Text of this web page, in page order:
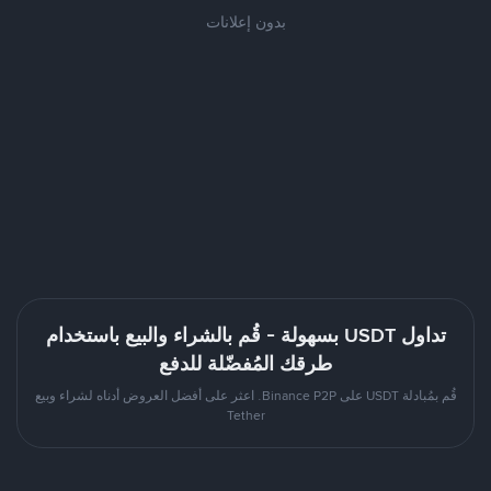
بدون إعلانات
تداول USDT بسهولة - قُم بالشراء والبيع باستخدام
طرقك المُفضّلة للدفع
قُم بمُبادلة USDT على Binance P2P. اعثر على أفضل العروض أدناه لشراء وبيع
Tether